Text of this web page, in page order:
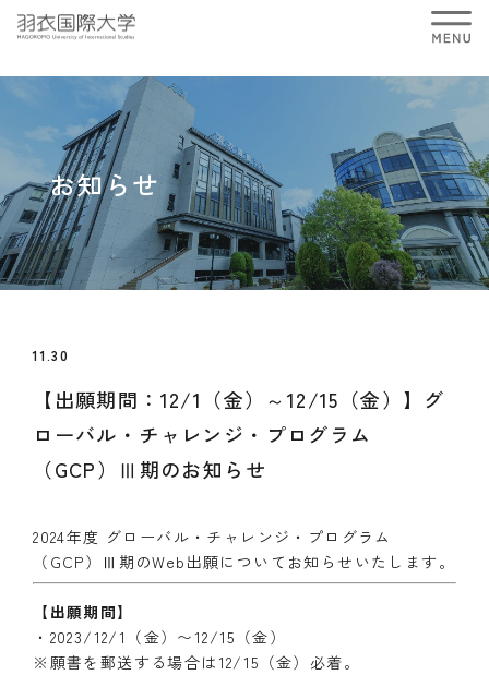
お知らせ
11.30
【出願期間：12/1（金）～12/15（金）】グ
ローバル・チャレンジ・プログラム
（GCP）Ⅲ期のお知らせ
2024年度 グローバル・チャレンジ・プログラム
（GCP）Ⅲ期のWeb出願についてお知らせいたします。
【出願期間】
・2023/12/1（金）〜12/15（金）
※願書を郵送する場合は12/15（金）必着。